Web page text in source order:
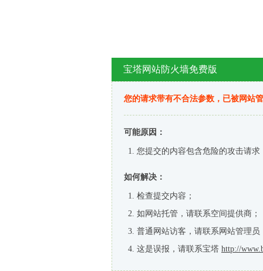
宝塔网站防火墙免费版
您的请求带有不合法参数，已被网站
可能原因：
您提交的内容包含危险的攻击请求
如何解决：
检查提交内容；
如网站托管，请联系空间提供商；
普通网站访客，请联系网站管理员
这是误报，请联系宝塔 http://